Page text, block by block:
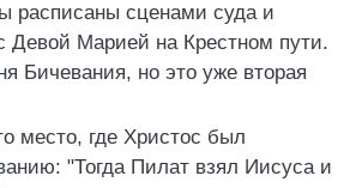
расписаны сценами суда и
Девой Марией на Крестном пути.
Бичевания, но это уже вторая
место, где Христос был
"Тогда Пилат взял Иисуса и